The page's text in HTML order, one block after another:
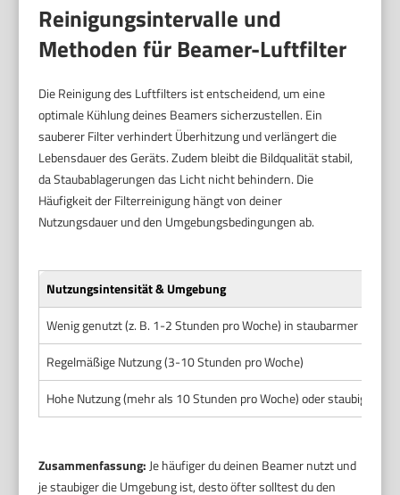
Reinigungsintervalle und
Methoden für Beamer-Luftfilter
Die Reinigung des Luftfilters ist entscheidend, um eine
optimale Kühlung deines Beamers sicherzustellen. Ein
sauberer Filter verhindert Überhitzung und verlängert die
Lebensdauer des Geräts. Zudem bleibt die Bildqualität stabil,
da Staubablagerungen das Licht nicht behindern. Die
Häufigkeit der Filterreinigung hängt von deiner
Nutzungsdauer und den Umgebungsbedingungen ab.
Nutzungsintensität & Umgebung
Wenig genutzt (z. B. 1-2 Stunden pro Woche) in staubarmer
Regelmäßige Nutzung (3-10 Stunden pro Woche)
Hohe Nutzung (mehr als 10 Stunden pro Woche) oder staubige/
Zusammenfassung: Je häufiger du deinen Beamer nutzt und
je staubiger die Umgebung ist, desto öfter solltest du den